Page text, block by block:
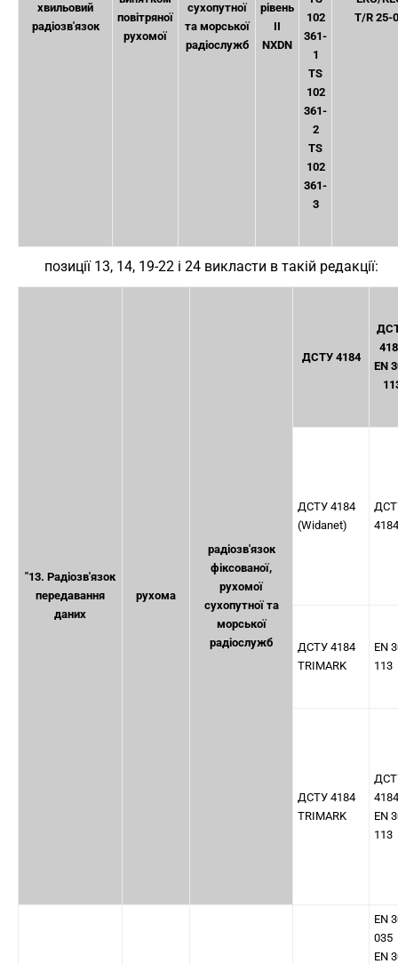
хвильовий
радіозв'язок
повітряної
рухомої
сухопутної
та морської
радіослужб
рівень
II
NXDN
102
361-
1
TS
102
361-
2
TS
102
361-
3
T/R 25-
позиції 13, 14, 19-22 і 24 викласти в такій редакції:
"13. Радіозв'язок
передавання
даних
рухома
радіозв'язок
фіксованої,
рухомої
сухопутної та
морської
радіослужб
ДСТУ 4184
EN
ДСТУ 4184
(Widanet)
4184
ДСТУ 4184
TRIMARK
EN
113
ДСТУ 4184
TRIMARK
4184
EN
113
EN
035
EN